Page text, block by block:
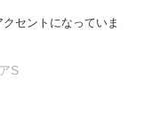
セントになっていま
S